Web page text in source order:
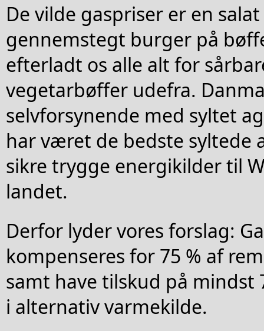
De vilde gaspriser er en
gennemstegt burger på
efterladt os alle alt for
vegetarbøffer udefra.
selvforsynende med syltet
har været de bedste syltede
sikre trygge energikilder til
landet.
Derfor lyder vores forslag:
kompenseres for 75 % af
samt have tilskud på mindst
i alternativ varmekilde.